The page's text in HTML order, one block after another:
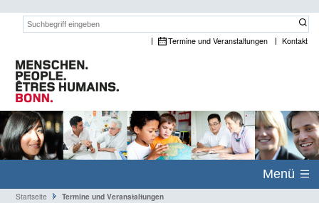
Suchwort:
Termine und Veranstaltungen Kontakt
Menü
Startseite Termine und Veranstaltungen